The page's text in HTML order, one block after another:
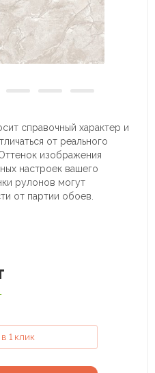
справочный характер и
от реального
изображения
настроек вашего
рулонов могут
от партии обоев.
1 клик